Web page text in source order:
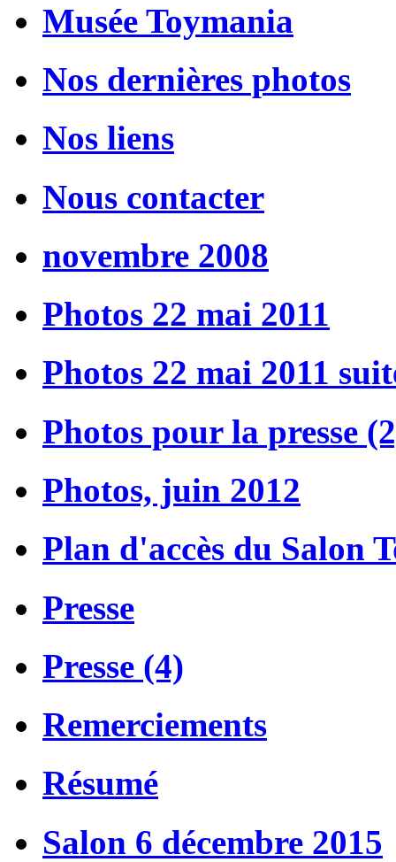
Musée Toymania
Nos dernières photos
Nos liens
Nous contacter
novembre 2008
Photos 22 mai 2011
Photos 22 mai 2011
Photos pour la presse
Photos, juin 2012
Plan d'accès du Salon
Presse
Presse (4)
Remerciements
Résumé
Salon 6 décembre 2015